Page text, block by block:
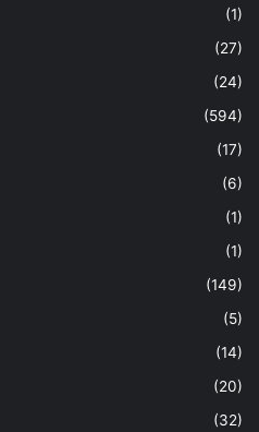
(1)
(27)
(24)
(594)
(17)
(6)
(1)
(1)
(149)
(5)
(14)
(20)
(32)